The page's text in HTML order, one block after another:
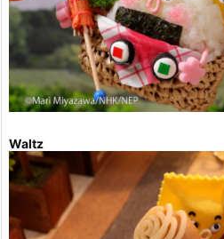
Waltz